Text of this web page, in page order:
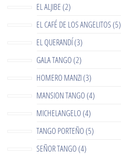
EL ALJIBE (2)
EL CAFÉ DE LOS ANGELITOS (5)
EL QUERANDÍ (3)
GALA TANGO (2)
HOMERO MANZI (3)
MANSION TANGO (4)
MICHELANGELO (4)
TANGO PORTEÑO (5)
SEÑOR TANGO (4)